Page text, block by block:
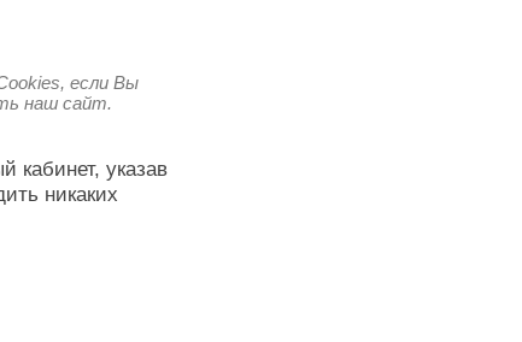
если Вы
наш сайт.
кабинет, указав
никаких